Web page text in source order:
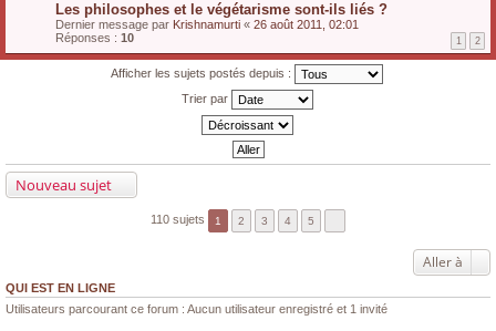
Les philosophes et le végétarisme sont-ils liés ?
Dernier message par Krishnamurti « 26 août 2011, 02:01
Réponses : 10 1 2
Afficher les sujets postés depuis :
Trier par
Nouveau sujet
110 sujets 1 2 3 4 5
Aller à
QUI EST EN LIGNE
Utilisateurs parcourant ce forum : Aucun utilisateur enregistré et 1 invité